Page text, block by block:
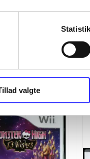
Statistik
valgte